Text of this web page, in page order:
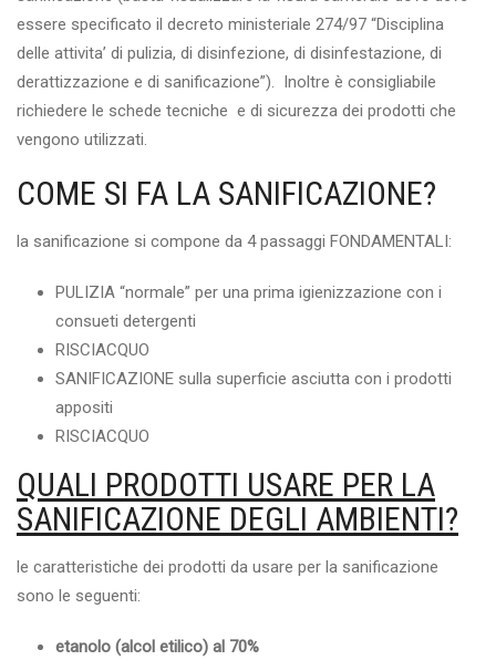
essere specificato il decreto ministeriale 274/97 “Disciplina
delle attivita’ di pulizia, di disinfezione, di disinfestazione, di
derattizzazione e di sanificazione”). Inoltre è consigliabile
richiedere le schede tecniche e di sicurezza dei prodotti che
vengono utilizzati.
COME SI FA LA SANIFICAZIONE?
la sanificazione si compone da 4 passaggi FONDAMENTALI:
PULIZIA “normale” per una prima igienizzazione con i
consueti detergenti
RISCIACQUO
SANIFICAZIONE sulla superficie asciutta con i prodotti
appositi
RISCIACQUO
QUALI PRODOTTI USARE PER LA
SANIFICAZIONE DEGLI AMBIENTI?
le caratteristiche dei prodotti da usare per la sanificazione
sono le seguenti:
etanolo (alcol etilico) al 70%